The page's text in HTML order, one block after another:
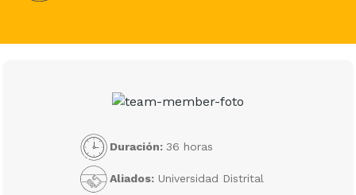
Duración: 36 horas
Aliados: Universidad Distrital